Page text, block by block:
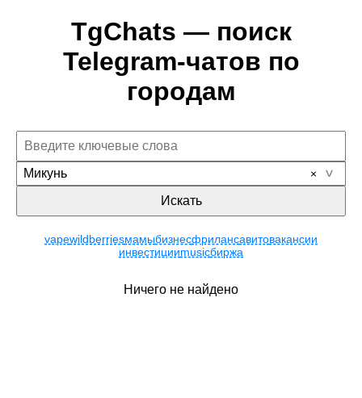
TgChats — поиск
Telegram-чатов по
городам
Микунь
Искать
vapewildberriesмамыбизнесфрилансавитовакансии
инвестицииmusicбиржа
Ничего не найдено